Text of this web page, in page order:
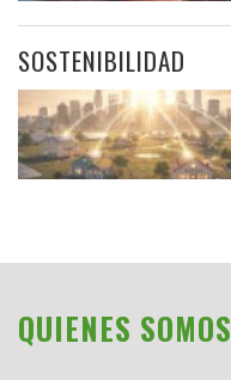
SOSTENIBILIDAD
QUIENES SOMOS